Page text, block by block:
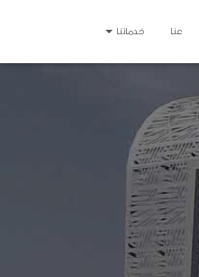
عنا خدماتنا